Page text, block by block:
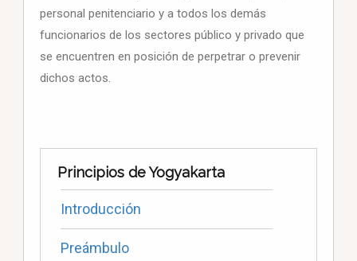
personal penitenciario y a todos los demás
funcionarios de los sectores público y privado que
se encuentren en posición de perpetrar o prevenir
dichos actos.
Principios de Yogyakarta
Introducción
Preámbulo